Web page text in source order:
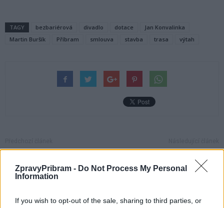
ZpravyPribram - Do Not Process My Personal
Information
If you wish to opt-out of the sale, sharing to third parties, or
TAGY bezbariérová divadlo dotace
Jan Konvalinka
Martin Buršík
Příbram smlouva stavba trasa výtah
Památník Vojna
poutače
SOUVISEJÍCÍ ČLÁNKY